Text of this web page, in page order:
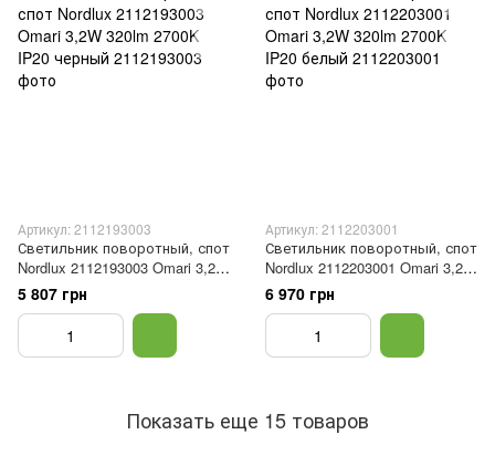
Артикул: 2112193003
Светильник поворотный, спот
Nordlux 2112193003 Omari 3,2W
320lm 2700K IP20 черный
5 807 грн
Артикул: 2112203001
Светильник поворотный, спот
Nordlux 2112203001 Omari 3,2W
320lm 2700K IP20 белый
6 970 грн
Показать еще 15 товаров